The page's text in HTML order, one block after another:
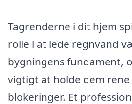
Tagrenderne i dit hjem
rolle i at lede regnvand
bygningens fundament,
vigtigt at holde dem
blokeringer. Et